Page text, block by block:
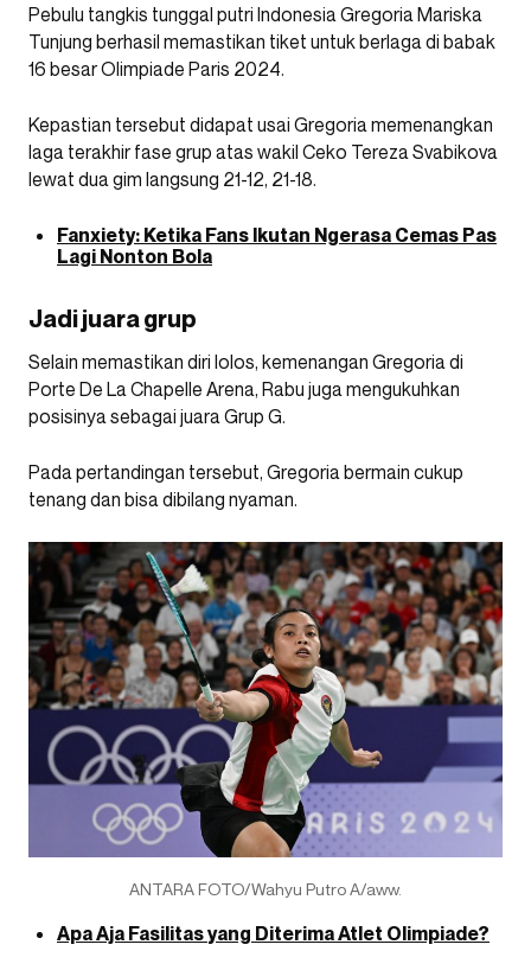
Pebulu tangkis tunggal putri Indonesia Gregoria Mariska
Tunjung berhasil memastikan tiket untuk berlaga di babak
16 besar Olimpiade Paris 2024.
Kepastian tersebut didapat usai Gregoria memenangkan
laga terakhir fase grup atas wakil Ceko Tereza Svabikova
lewat dua gim langsung 21-12, 21-18.
Fanxiety: Ketika Fans Ikutan Ngerasa Cemas Pas
Lagi Nonton Bola
Jadi juara grup
Selain memastikan diri lolos, kemenangan Gregoria di
Porte De La Chapelle Arena, Rabu juga mengukuhkan
posisinya sebagai juara Grup G.
Pada pertandingan tersebut, Gregoria bermain cukup
tenang dan bisa dibilang nyaman.
ANTARA FOTO/Wahyu Putro A/aww.
Apa Aja Fasilitas yang Diterima Atlet Olimpiade?